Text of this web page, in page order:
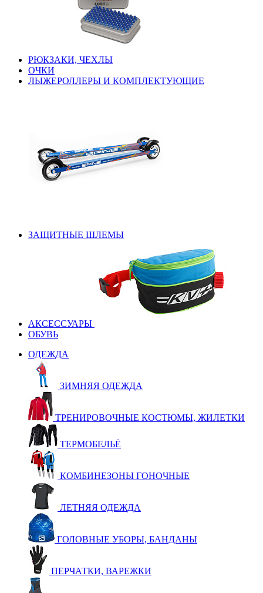
РЮКЗАКИ, ЧЕХЛЫ
ОЧКИ
ЛЫЖЕРОЛЛЕРЫ И КОМПЛЕКТУЮЩИЕ
ЗАЩИТНЫЕ ШЛЕМЫ
АКСЕССУАРЫ
ОБУВЬ
ОДЕЖДА
ЗИМНЯЯ ОДЕЖДА
ТРЕНИРОВОЧНЫЕ КОСТЮМЫ, ЖИЛЕТКИ
ТЕРМОБЕЛЬЁ
КОМБИНЕЗОНЫ ГОНОЧНЫЕ
ЛЕТНЯЯ ОДЕЖДА
ГОЛОВНЫЕ УБОРЫ, БАНДАНЫ
ПЕРЧАТКИ, ВАРЕЖКИ